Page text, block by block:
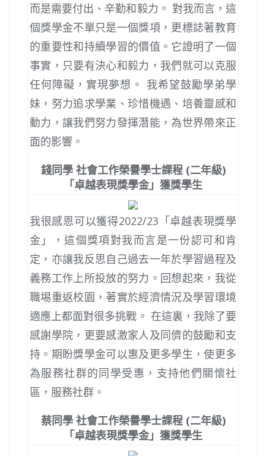
而是需要付出、辛勤和毅力。 對我而言，這
個獎學金不單只是一個獎項，更標誌著教育
的重要性和持續學習的價值。它證明了一個
事實，只要有決心和毅力，我們就可以克服
任何障礙，實現夢想。 我希望鼓勵學弟學
妹，努力追求學業、珍惜機遇、培養靈感和
動力，讓我們努力發揮潛能，為世界帶來正
面的影響。
錢同學 社會工作榮譽學士課程 (二年級)
「卓越表現獎學金」獲獎學生
我很感恩可以獲得2022/23「卓越表現獎學
金」，這個獎項對我而言是一份認可和肯
定，亦讓我反思自己過去一年於學習過程及
義務工作上所投放的努力。回想起來，我從
職埸重返校園，著實於經濟情況及學習環境
適應上都面對很多挑戰。 在這裏，我除了要
感謝學院，更要感激家人及同儕的鼓勵和支
持。期盼獎學金可以惠及更多學生，使更多
為服務社群的同學受惠，支持他們關懷社
區，服務社群。
蔡同學 社會工作榮譽學士課程 (二年級)
「卓越表現獎學金」獲獎學生